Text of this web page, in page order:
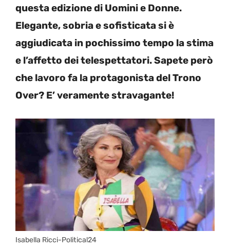
questa edizione di Uomini e Donne.
Elegante, sobria e sofisticata si è
aggiudicata in pochissimo tempo la stima
e l’affetto dei telespettatori. Sapete però
che lavoro fa la protagonista del Trono
Over? E’ veramente stravagante!
Isabella Ricci-Political24